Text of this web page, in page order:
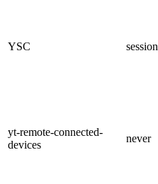
YSC session
yt-remote-connected-
devices
never